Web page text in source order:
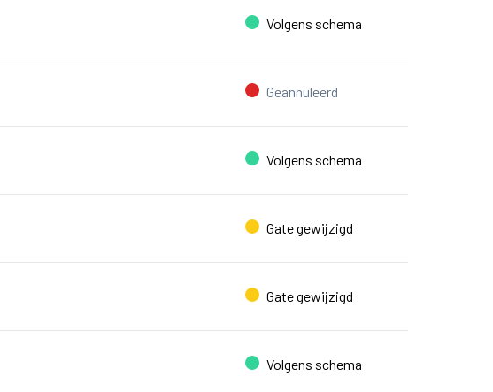
Volgens schema
Geannuleerd
Volgens schema
Gate gewijzigd
Gate gewijzigd
Volgens schema